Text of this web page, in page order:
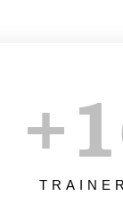
+